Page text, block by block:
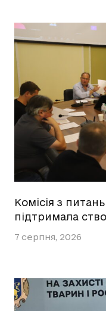
Комісія з
підтримала
7 серпня, 2026